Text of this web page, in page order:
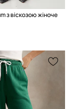
з віскозою жіноче